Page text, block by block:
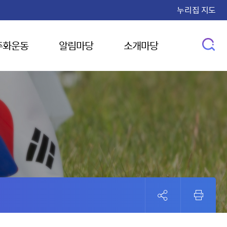
누리집 지도
운동 알림마당 소개마당